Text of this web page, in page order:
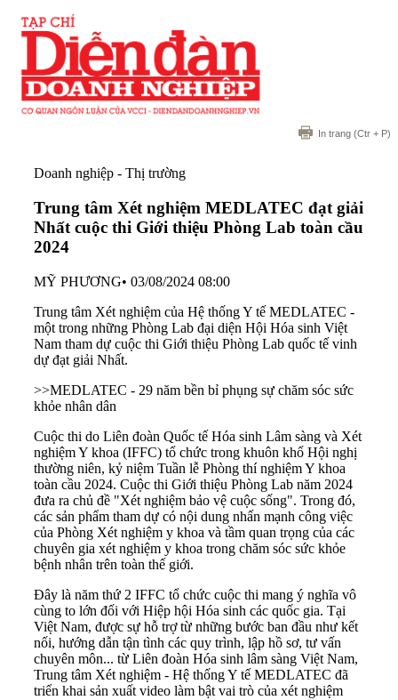
In trang (Ctr + P)
Doanh nghiệp - Thị trường
Trung tâm Xét nghiệm MEDLATEC đạt giải
Nhất cuộc thi Giới thiệu Phòng Lab toàn cầu
2024
MỸ PHƯƠNG• 03/08/2024 08:00
Trung tâm Xét nghiệm của Hệ thống Y tế MEDLATEC -
một trong những Phòng Lab đại diện Hội Hóa sinh Việt
Nam tham dự cuộc thi Giới thiệu Phòng Lab quốc tế vinh
dự đạt giải Nhất.
>>MEDLATEC - 29 năm bền bỉ phụng sự chăm sóc sức
khỏe nhân dân
Cuộc thi do Liên đoàn Quốc tế Hóa sinh Lâm sàng và Xét
nghiệm Y khoa (IFFC) tổ chức trong khuôn khổ Hội nghị
thường niên, kỷ niệm Tuần lễ Phòng thí nghiệm Y khoa
toàn cầu 2024. Cuộc thi Giới thiệu Phòng Lab năm 2024
đưa ra chủ đề "Xét nghiệm bảo vệ cuộc sống". Trong đó,
các sản phẩm tham dự có nội dung nhấn mạnh công việc
của Phòng Xét nghiệm y khoa và tầm quan trọng của các
chuyên gia xét nghiệm y khoa trong chăm sóc sức khỏe
bệnh nhân trên toàn thế giới.
Đây là năm thứ 2 IFFC tổ chức cuộc thi mang ý nghĩa vô
cùng to lớn đối với Hiệp hội Hóa sinh các quốc gia. Tại
Việt Nam, được sự hỗ trợ từ những bước ban đầu như kết
nối, hướng dẫn tận tình các quy trình, lập hồ sơ, tư vấn
chuyên môn... từ Liên đoàn Hóa sinh lâm sàng Việt Nam,
Trung tâm Xét nghiệm - Hệ thống Y tế MEDLATEC đã
triển khai sản xuất video làm bật vai trò của xét nghiệm